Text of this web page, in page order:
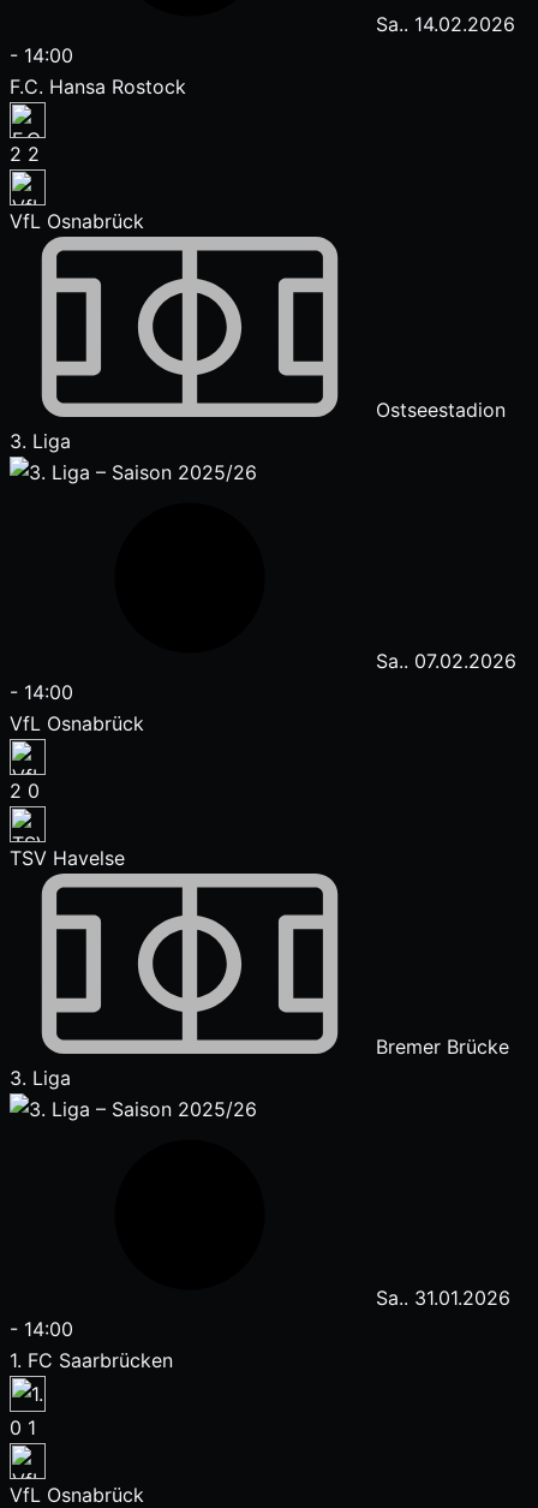
Sa.. 14.02.2026
- 14:00
F.C. Hansa Rostock
2 2
VfL Osnabrück
Ostseestadion
3. Liga
Sa.. 07.02.2026
- 14:00
VfL Osnabrück
2 0
TSV Havelse
Bremer Brücke
3. Liga
Sa.. 31.01.2026
- 14:00
1. FC Saarbrücken
0 1
VfL Osnabrück